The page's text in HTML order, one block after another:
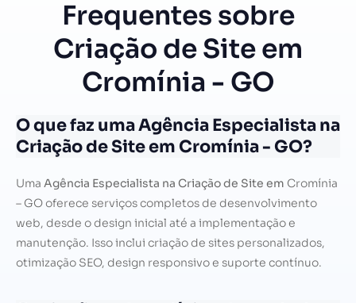
Frequentes sobre
Criação de Site em
Cromínia - GO
O que faz uma Agência Especialista na
Criação de Site em Cromínia - GO?
Uma Agência Especialista na Criação de Site em Cromínia
– GO oferece serviços completos de desenvolvimento
web, desde o design inicial até a implementação e
manutenção. Isso inclui criação de sites personalizados,
otimização SEO, design responsivo e suporte contínuo.